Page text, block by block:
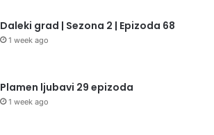
Daleki grad | Sezona 2 | Epizoda 68
1 week ago
Plamen ljubavi 29 epizoda
1 week ago